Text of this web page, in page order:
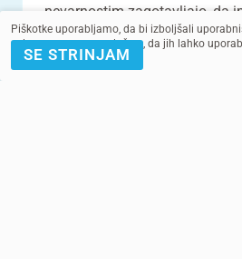
nevarnostim zagotavljajo, da
mesta in ok...
Piškotke uporabljamo, da bi izboljšali
spletnega mesta soglašate, da jih lahko
SE STRINJAM